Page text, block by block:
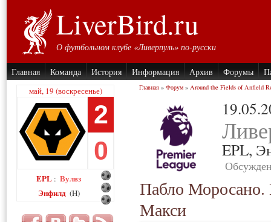
LiverBird.ru
О футбольном клубе «Ливерпуль» по-русски
Главная Команда История Информация Архив Форумы
май, 19 (воскресенье)
2
0
EPL : Вулвз
Энфилд (H)
Главная » Форум » Around the Fields of Anfield
EPL,
Пабло Моросано.
Макси